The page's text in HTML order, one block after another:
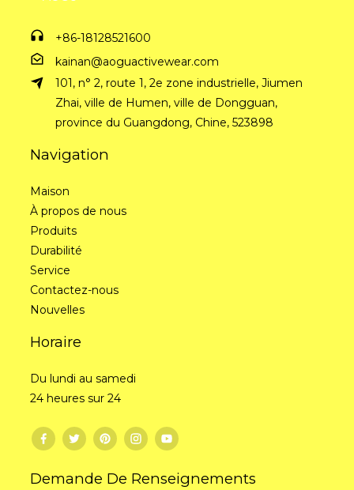
+86-18128521600
kainan@aoguactivewear.com
101, n° 2, route 1, 2e zone industrielle, Jiumen
Zhai, ville de Humen, ville de Dongguan,
province du Guangdong, Chine, 523898
Navigation
Maison
À propos de nous
Produits
Durabilité
Service
Contactez-nous
Nouvelles
Horaire
Du lundi au samedi
24 heures sur 24
Demande De Renseignements